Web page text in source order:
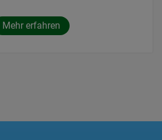
Mehr erfahren